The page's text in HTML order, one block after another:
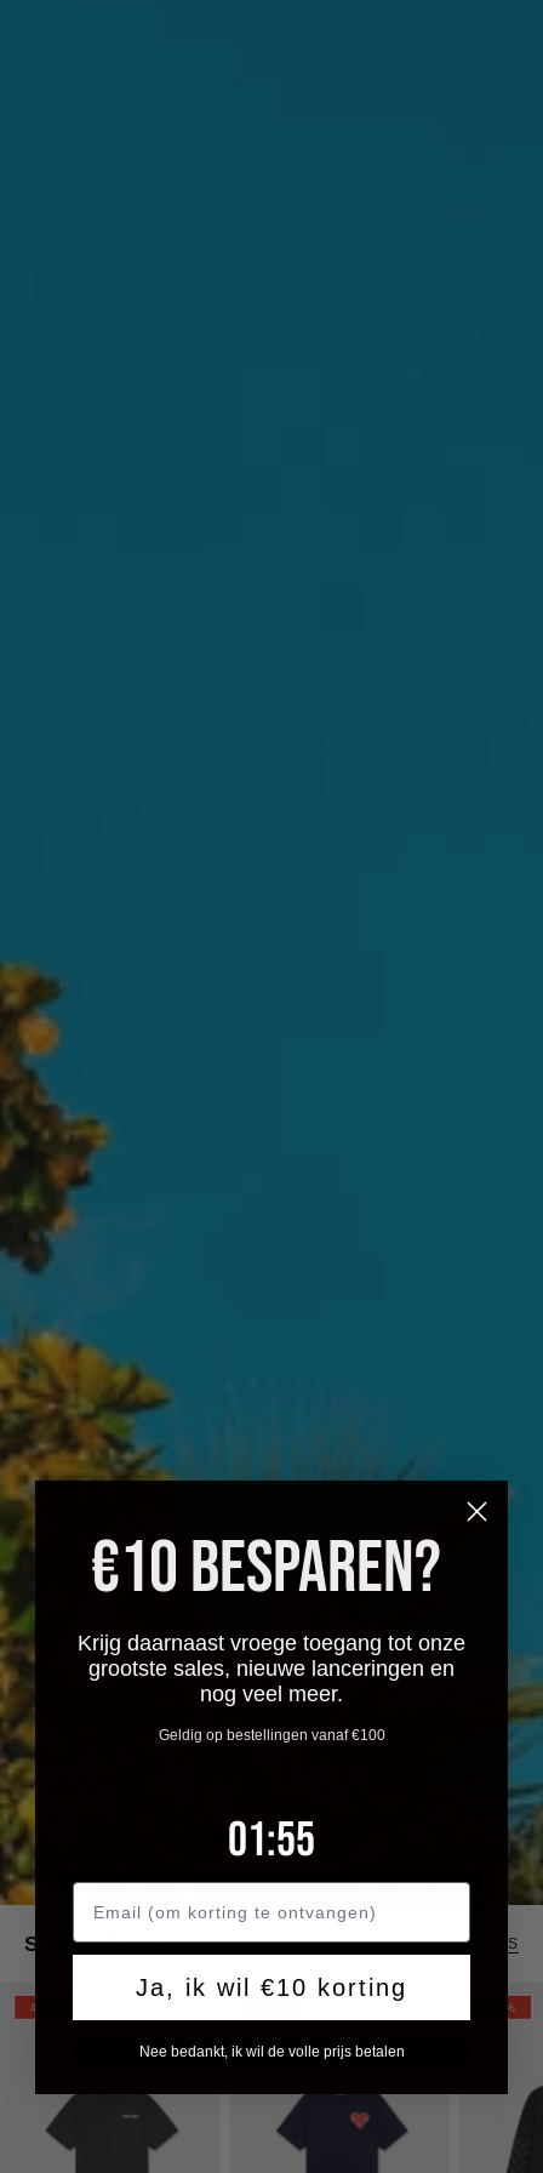
SHOP SALE
SUMMER SALE BEKIJK ALLES
Croyez
Frères
45%
CROYEZ
PUFFED
HEART
SHIRT
Croyez
Cross
Vintage
30%
€10 BESPAREN?
Krijg daarnaast vroege toegang tot onze
grootste sales, nieuwe lanceringen en
nog veel meer.
Geldig op bestellingen vanaf €100
Countdown ends in:
1
01: 54
54
Ja, ik wil €10 korting
Nee bedankt, ik wil de volle prijs betalen